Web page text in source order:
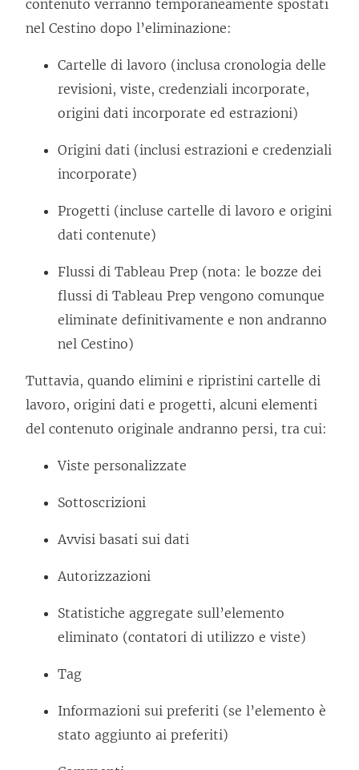
contenuto verranno temporaneamente spostati
nel Cestino dopo l’eliminazione:
Cartelle di lavoro (inclusa cronologia delle
revisioni, viste, credenziali incorporate,
origini dati incorporate ed estrazioni)
Origini dati (inclusi estrazioni e credenziali
incorporate)
Progetti (incluse cartelle di lavoro e origini
dati contenute)
Flussi di Tableau Prep (nota: le bozze dei
flussi di Tableau Prep vengono comunque
eliminate definitivamente e non andranno
nel Cestino)
Tuttavia, quando elimini e ripristini cartelle di
lavoro, origini dati e progetti, alcuni elementi
del contenuto originale andranno persi, tra cui:
Viste personalizzate
Sottoscrizioni
Avvisi basati sui dati
Autorizzazioni
Statistiche aggregate sull’elemento
eliminato (contatori di utilizzo e viste)
Tag
Informazioni sui preferiti (se l’elemento è
stato aggiunto ai preferiti)